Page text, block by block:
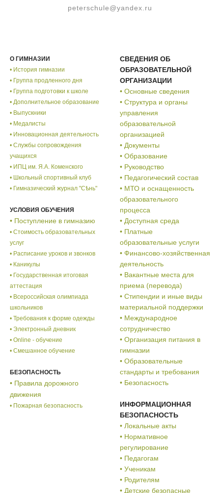
peterschule@yandex.ru
О ГИМНАЗИИ
• История гимназии
• Группа продленного дня
• Группа подготовки к школе
• Дополнительное образование
• Выпускники
• Медалисты
• Инновационная деятельность
• Службы сопровождения
учащихся
• ИПЦ им. Я.А. Коменского
• Школьный спортивный клуб
• Гимназический журнал "Сѣнь"
УСЛОВИЯ ОБУЧЕНИЯ
• Поступление в гимназию
• Стоимость образовательных
услуг
• Расписание уроков и звонков
• Каникулы
• Государственная итоговая
аттестация
• Всероссийская олимпиада
школьников
• Требования к форме одежды
• Электронный дневник
• Online - обучение
• Смешанное обучение
БЕЗОПАСНОСТЬ
• Правила дорожного
движения
• Пожарная безопасность
СВЕДЕНИЯ ОБ
ОБРАЗОВАТЕЛЬНОЙ
ОРГАНИЗАЦИИ
• Основные сведения
• Структура и органы
управления
образовательной
организацией
• Документы
• Образование
• Руководство
• Педагогический состав
• МТО и оснащенность
образовательного
процесса
• Доступная среда
• Платные
образовательные услуги
• Финансово-хозяйственная
деятельность
• Вакантные места для
приема (перевода)
• Стипендии и иные виды
материальной поддержки
• Международное
сотрудничество
• Организация питания в
гимназии
• Образовательные
стандарты и требования
• Безопасность
ИНФОРМАЦИОННАЯ
БЕЗОПАСНОСТЬ
• Локальные акты
• Нормативное
регулирование
• Педагогам
• Ученикам
• Родителям
• Детские безопасные